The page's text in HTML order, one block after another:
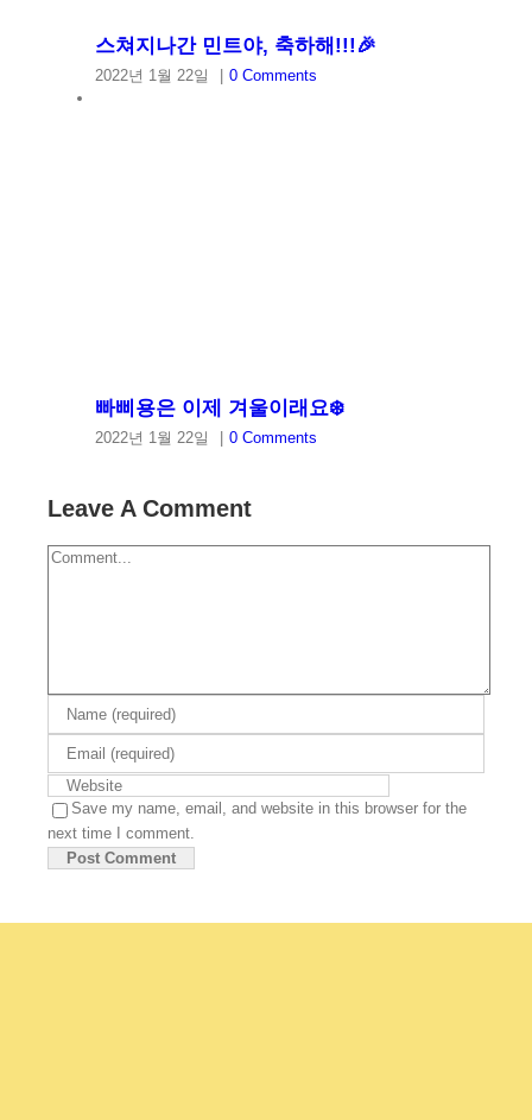
스쳐지나간 민트야, 축하해!!!🎉
2022년 1월 22일 0 Comments
빠삐용은 이제 겨울이래요❄️
2022년 1월 22일 0 Comments
Leave A Comment
Comment
Save my name, email, and website in this browser for the
next time I comment.